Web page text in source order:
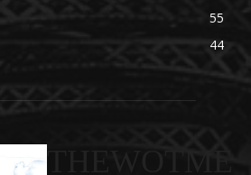
55
44